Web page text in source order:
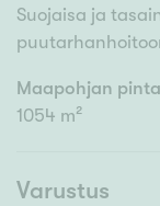
Suojaisa ja
Maapohjan
1054 m²
Varustus